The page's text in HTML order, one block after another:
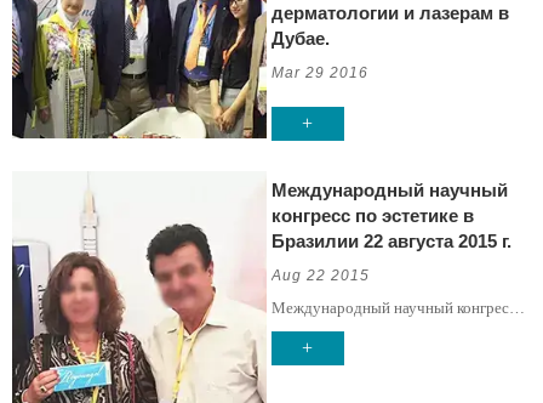
дерматологии и лазерам в
Дубае.
Mar 29 2016
+
Международный научный
конгресс по эстетике в
Бразилии 22 августа 2015 г.
Aug 22 2015
Международный научный конгресс
по эстетике в Бразилии 22 августа
2015 г.
+